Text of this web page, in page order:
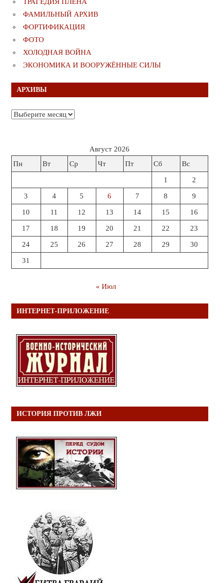
ТРАГЕДИЯ ПЛЕНА
ФАМИЛЬНЫЙ АРХИВ
ФОРТИФИКАЦИЯ
ФОТО
ХОЛОДНАЯ ВОЙНА
ЭКОНОМИКА И ВООРУЖЁННЫЕ СИЛЫ
АРХИВЫ
Архивы
Август 2026
Пн
Вт Ср Чт Пт Сб Вс
1 2
3 4 5 6 7 8 9
10 11 12 13 14 15 16
17 18 19 20 21 22 23
24 25 26 27 28 29 30
31
« Июл
ИНТЕРНЕТ-ПРИЛОЖЕНИЕ
ИСТОРИЯ ПРОТИВ ЛЖИ